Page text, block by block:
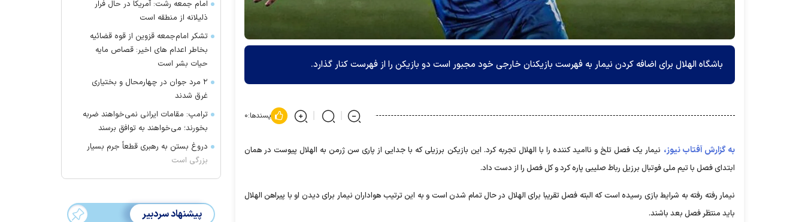
باشگاه الهلال برای اضافه کردن نیمار به فهرست بازیکنان خارجی خود مجبور است دو بازیکن را از فهرست کنار گذارد.
پسندها:۰
به گزارش آفتاب نیوز، نیمار یک فصل تلخ و ناامید کننده را با الهلال تجربه کرد. این بازیکن برزیلی که با جدایی از پاری سن ژرمن به الهلال پیوست در همان
ابتدای فصل با تیم ملی فوتبال برزیل رباط صلیبی پاره کرد و کل فصل را از دست داد.
نیمار رفته رفته به شرایط بازی رسیده است که البته فصل تقریبا برای الهلال در حال تمام شدن است و به این ترتیب هواداران نیمار برای دیدن او با پیراهن الهلال
باید منتظر فصل بعد باشند.
امام جمعه رشت: آمریکا در حال فرار
ذلیلانه از منطقه است
تشکر امام‌جمعه قزوین از قوه قضائیه
بخاطر اعدام های اخیر: قصاص مایه
حیات بشر است
۲ مرد جوان در چهارمحال و بختیاری
غرق شدند
ترامپ: مقامات ایرانی نمی‌خواهند ضربه
بخورند؛ می‌خواهند به توافق برسند
دروغ بستن به رهبری قطعاً جرم بسیار
بزرگی است
پیشنهاد سردبیر